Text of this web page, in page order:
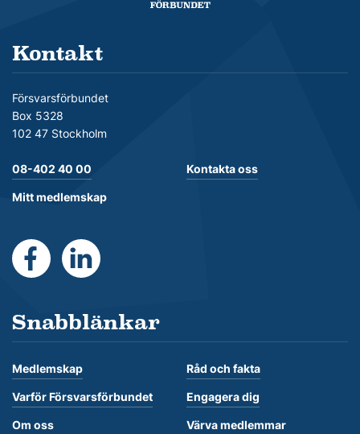
Kontakt
Försvarsförbundet
Box 5328
102 47 Stockholm
08-402 40 00
Mitt medlemskap
Kontakta oss
https://www.facebook.com/Forsvarsforbundet
https://se.linkedin.com/company/
Snabblänkar
Medlemskap
Varför Försvarsförbundet
Om oss
Råd och fakta
Engagera dig
Värva medlemmar